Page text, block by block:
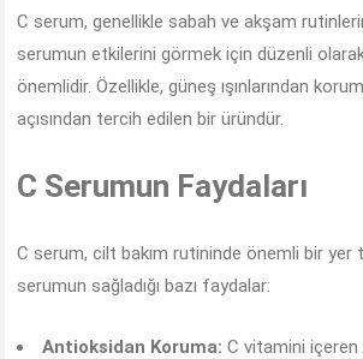
C serum, genellikle sabah ve akşam
serumun etkilerini görmek için düzenli
önemlidir. Özellikle, güneş ışınlarından
açısından tercih edilen bir üründür.
C Serumun Faydaları
C serum, cilt bakım rutininde önemli bir yer
serumun sağladığı bazı faydalar:
Antioksidan Koruma: C vitamini